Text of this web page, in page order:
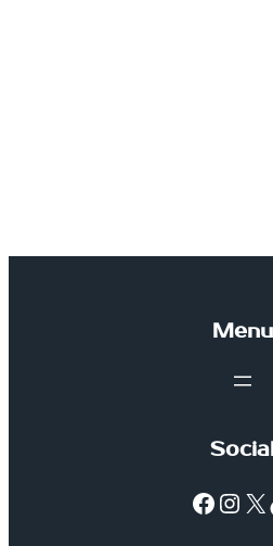
Menu
Facebook InstagramX